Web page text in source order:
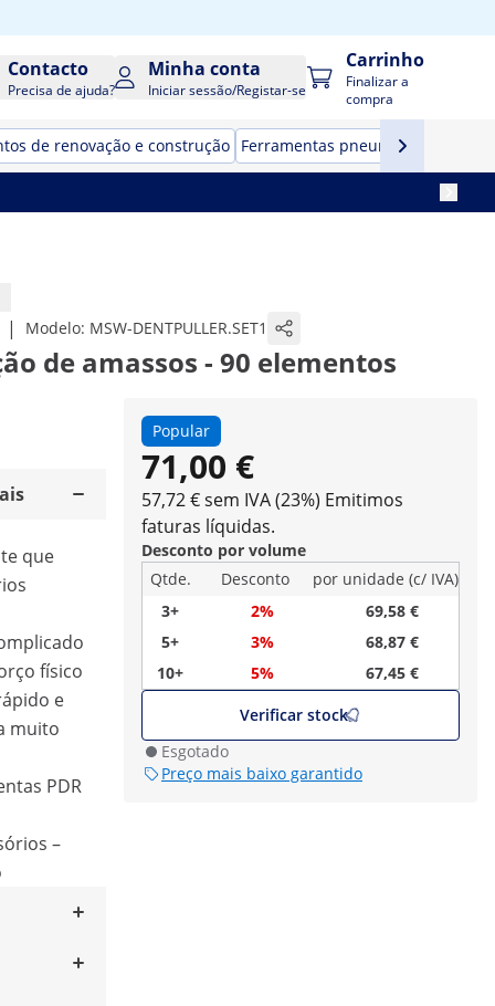
Contacto
Precisa de ajuda?
Minha conta
Iniciar sessão/Registar-se
Carrinho
Finalizar a
compra
de renovação e construção Ferramentas pneumáticas
| Modelo: MSW-DENTPULLER.SET1
de amassos - 90 elementos
Popular
71,00 €
57,72 € sem IVA (23%) Emitimos
faturas líquidas.
Desconto por volume
Qtde.
Desconto
por unidade (c/ IVA)
3+
2%
69,58 €
5+
3%
68,87 €
10+
5%
67,45 €
Verificar stock
Esgotado
Preço mais baixo garantido
que
físico
e
muito
PDR
–